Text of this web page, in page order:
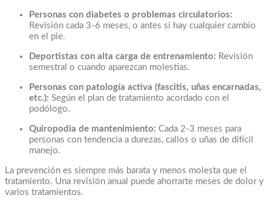
Personas con diabetes o problemas circulatorios:
Revisión cada 3-6 meses, o antes si hay cualquier cambio
en el pie.
Deportistas con alta carga de entrenamiento: Revisión
semestral o cuando aparezcan molestias.
Personas con patología activa (fascitis, uñas encarnadas,
etc.): Según el plan de tratamiento acordado con el
podólogo.
Quiropodia de mantenimiento: Cada 2-3 meses para
personas con tendencia a durezas, callos o uñas de difícil
manejo.
La prevención es siempre más barata y menos molesta que el
tratamiento. Una revisión anual puede ahorrarte meses de dolor y
varios tratamientos.